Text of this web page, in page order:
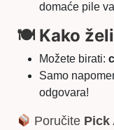
domaće pile
🍽 Kako
Možete birati:
Samo
odgovara!
Poručite Pick